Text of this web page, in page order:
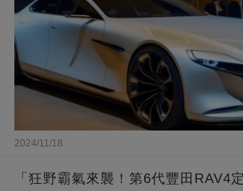
2024/11/18
「狂野霸氣來襲！第6代豐田RAV4